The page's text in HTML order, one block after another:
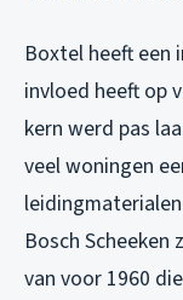
Boxtel heeft
invloed heeft op
kern werd pas
veel woningen
Bosch
van voor 1960